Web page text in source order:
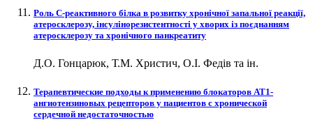
Роль С-реактивного білка в розвитку хронічної запальної реакції,
атеросклерозу, інсулінорезистентності у хворих із поєднанням
атеросклерозу та хронічного панкреатиту
Д.О. Гонцарюк, Т.М. Христич, О.І. Федів та ін.
Терапевтические подходы к применению блокаторов АТ1-
ангиотензиновых рецепторов у пациентов с хронической
сердечной недостаточностью